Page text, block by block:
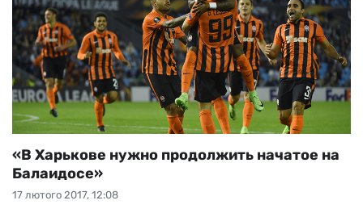
17 лютого 2017, 12:08
«В Харькове нужно продолжить начатое на
Балаидосе»